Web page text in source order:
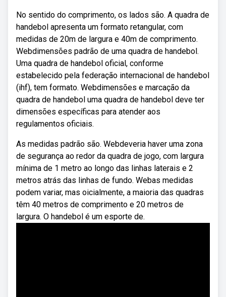
No sentido do comprimento, os lados são. A quadra de
handebol apresenta um formato retangular, com
medidas de 20m de largura e 40m de comprimento.
Webdimensões padrão de uma quadra de handebol.
Uma quadra de handebol oficial, conforme
estabelecido pela federação internacional de handebol
(ihf), tem formato. Webdimensões e marcação da
quadra de handebol uma quadra de handebol deve ter
dimensões específicas para atender aos
regulamentos oficiais.
As medidas padrão são. Webdeveria haver uma zona
de segurança ao redor da quadra de jogo, com largura
mínima de 1 metro ao longo das linhas laterais e 2
metros atrás das linhas de fundo. Webas medidas
podem variar, mas oicialmente, a maioria das quadras
têm 40 metros de comprimento e 20 metros de
largura. O handebol é um esporte de.